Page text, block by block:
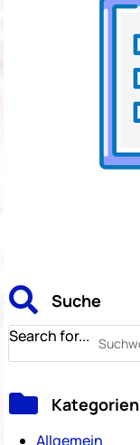
 Suche
Search for...
 Kategorien
Allgemein